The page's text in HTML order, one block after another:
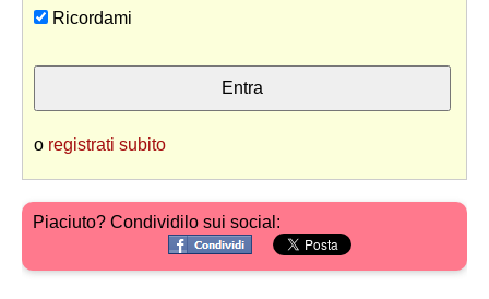
Ricordami
o registrati subito
Piaciuto? Condividilo sui social: